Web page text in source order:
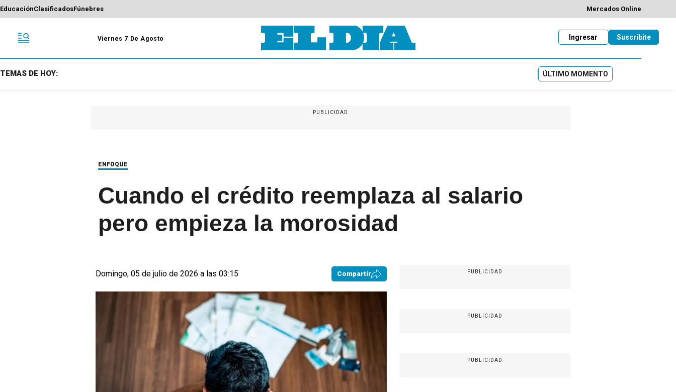
EducaciónClasificadosFúnebres Mercados Online
Viernes 7 De Agosto Suscribite
Ingresar
TEMAS DE HOY: ÚLTIMO MOMENTO
PUBLICIDAD
ENFOQUE
Cuando el crédito reemplaza al salario
pero empieza la morosidad
Domingo, 05 de julio de 2026 a las 03:15 Compartir PUBLICIDAD
PUBLICIDAD
PUBLICIDAD